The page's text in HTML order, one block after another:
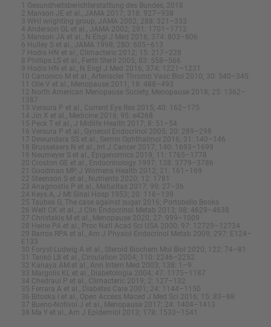
1 Gesundheitsberichterstattung des Bundes, 2018
2 Manson JE et al., JAMA 2017; 318: 927–938
3 WHI wrighting group, JAMA 2002; 288: 321–333
4 Anderson GL et al., JAMA 2002; 291: 1701–1712
5 Manson JA et al., N Engl J Med 2016; 374: 803–806
6 Hulley S et al., JAMA 1998; 280: 605–613
7 Hodis HN et al., Climacteric 2012; 15: 217–228
8 Phillips LS et al., Fertil Steril 2005; 83: 558–566
9 Hodis HN et al., N Engl J Med 2016; 374: 1221–1231
10 Canonico M et al., Arteriscler Thromb Vasc Biol 2010; 30: 340–345
11 Olie V et al., Menopause 2011; 18: 488–493
12 North American Menopause Society, Menopause 2018; 25: 1362–
1387
13 Versura P et al., Current Eye Res 2015; 40: 162–175
14 Jin X et al., Medicine 2016; 95: e4268
15 Peck T et al., J Midlife Health 2017; 8: 51–54
16 Versura P et al., Gynecol Endocrinol 2005; 20: 289–298
17 Dewundara SS et al., Semin Ophthalmol 2016; 31: 140–146
18 Brusselaers N et al., Int J Cancer 2017; 140: 1693–1699
19 Neumeyer S et al., Epigenomics 2019; 11: 1765–1778
20 Croston GE et al., Endocrinology 1997; 138: 3779–3786
21 Goodman MP, J Womens Health 2012; 21: 161–169
22 Steenson S et al., Nutrients 2020; 12: 1781
23 Anagnostis P et al., Maturitas 2017; 99: 27–36
24 Keys A, J Mt Sinai Hosp 1953; 20: 118–139
25 Taubes G, The case against sugar 2016; Portobello Books
26 Welt CK et al., J Clin Endocrinol Metab 2013; 98: 4629–4638
27 Christakis M et al., Menopause 2020; 27: 999–1009
28 Heine PA et al., Proc Natl Acad Sci USA 2000; 97: 12729–12734
29 Barros RPA et al., Am J Physiol Endocrinol Metab 2009; 297: E124–
E133
30 Foryst-Ludwig A et al., Steroid Biochem Mol Biol 2020; 122: 74–81
31 Tankó LB et al., Circulation 2004; 110: 2246–2252
32 Kanaya AM et al., Ann Intern Med 2003; 138: 1–9
33 Margolis KL et al., Diabetologia 2004; 47: 1175–1187
34 Chedraui P et al., Climacteric 2019; 2: 127–132
35 Ferrara A et al., Diabetes Care 2001; 24: 1144–1150
36 Bitoska I et al., Open Access Maced J Med Sci 2016; 15: 83–88
37 Bueno-Notivol J et al., Menopause 2017; 24: 1404–1413
38 Ma Y et al., Am J Epidemiol 2013; 178: 1533–1541